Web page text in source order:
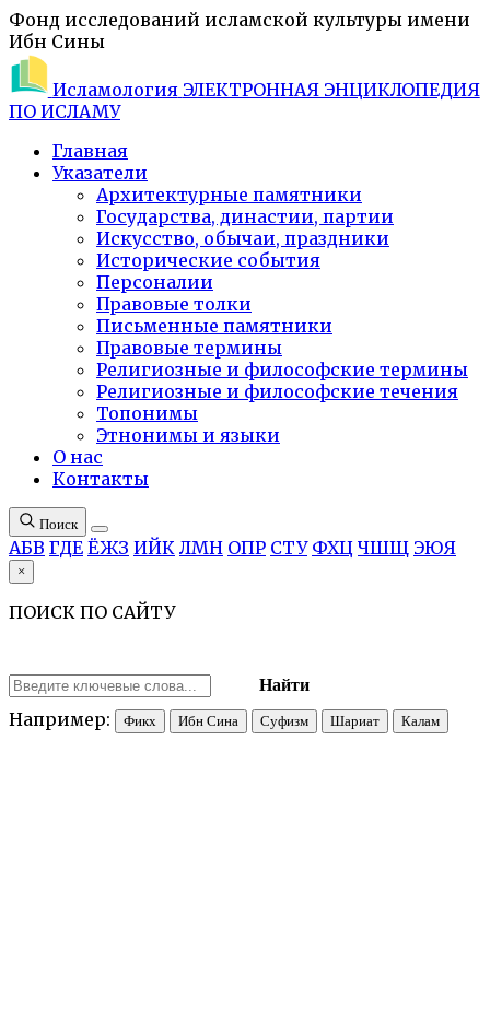
Фонд исследований исламской культуры имени
Ибн Сины
Исламология ЭЛЕКТРОННАЯ ЭНЦИКЛОПЕДИЯ
ПО ИСЛАМУ
Главная
Указатели
Архитектурные памятники
Государства, династии, партии
Искусство, обычаи, праздники
Исторические события
Персоналии
Правовые толки
Письменные памятники
Правовые термины
Религиозные и философские термины
Религиозные и философские течения
Топонимы
Этнонимы и языки
О нас
Контакты
Поиск
АБВ ГДЕ ЁЖЗ ИЙК ЛМН ОПР СТУ ФХЦ ЧШЩ ЭЮЯ
×
ПОИСК ПО САЙТУ
Найти
Например: Фикх Ибн Сина Суфизм Шариат Калам